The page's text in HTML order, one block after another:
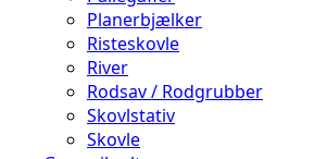
Planerbjælker
Risteskovle
River
Rodsav / Rodgrubber
Skovlstativ
Skovle